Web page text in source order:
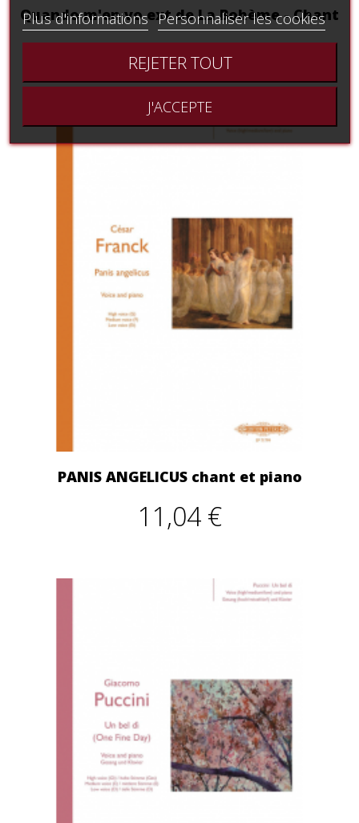
Quando m'en vo ext de La Bohème - Chant
11,04 €
PANIS ANGELICUS chant et piano
11,04 €
Plus d'informations Personnaliser les cookies
REJETER TOUT
J'ACCEPTE